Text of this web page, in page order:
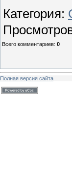
Категория:
Всего комментариев: 0
Полная версия сайта